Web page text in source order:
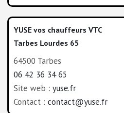
YUSE vos chauffeurs VTC
Tarbes Lourdes 65
64500 Tarbes
06 42 36 34 65
Site web : yuse.fr
Contact : contact@yuse.fr